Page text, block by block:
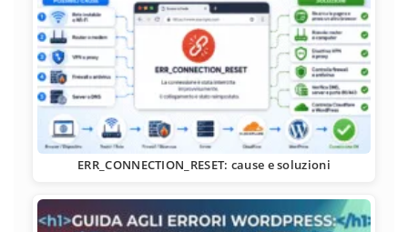
ERR_CONNECTION_RESET: cause e soluzioni